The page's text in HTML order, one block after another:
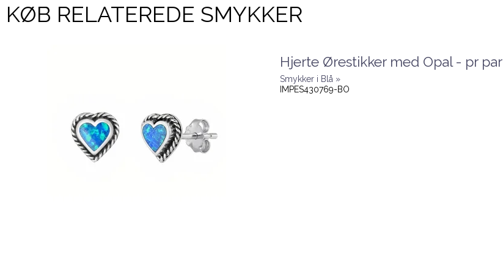
KØB RELATEREDE SMYKKER
Hjerte Ørestikker med Opal - pr par
Smykker i Blå »
IMPES430769-BO